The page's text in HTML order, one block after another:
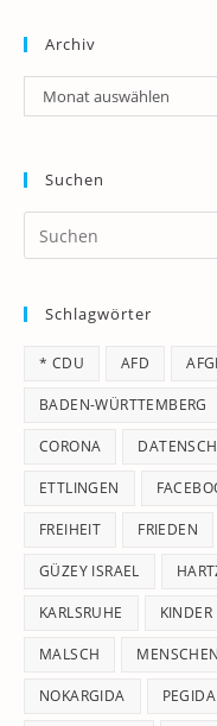
Archiv
Archiv
Monat auswählen
Suchen
Schlagwörter
* CDU AFD
BADEN-WÜRTTEMBERG
CORONA
ETTLINGEN
FREIHEIT FRIEDEN
GÜZEY ISRAEL
KARLSRUHE KINDER
MALSCH
NOKARGIDA PEGIDA